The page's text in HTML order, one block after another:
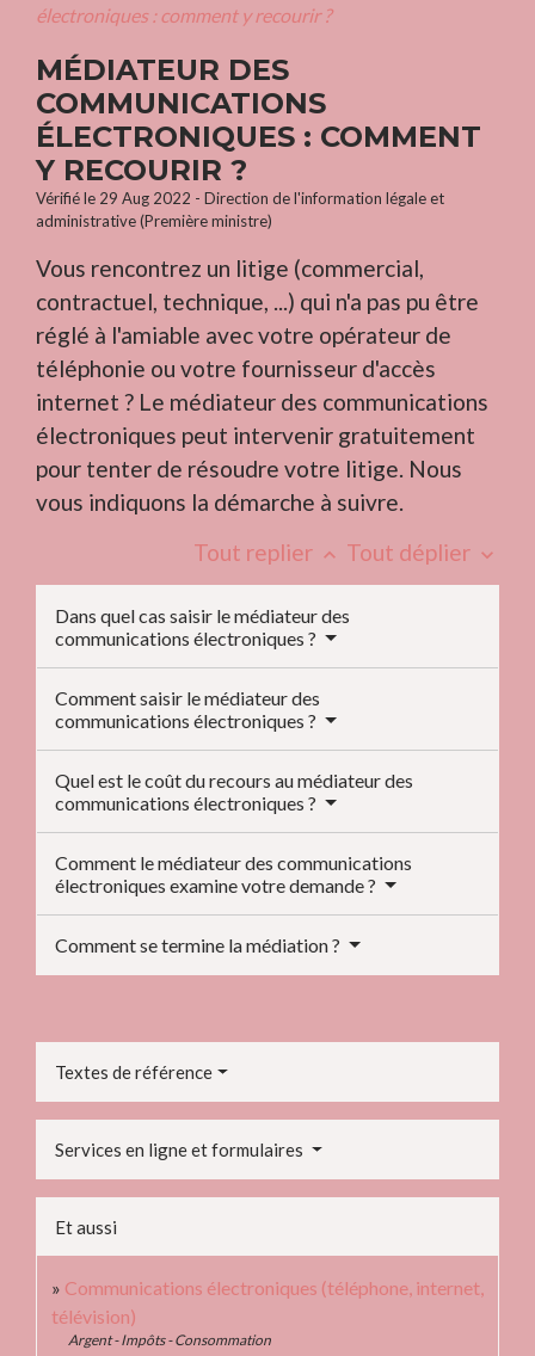
électroniques : comment y recourir ?
MÉDIATEUR DES
COMMUNICATIONS
ÉLECTRONIQUES : COMMENT
Y RECOURIR ?
Vérifié le 29 Aug 2022 - Direction de l'information légale et
administrative (Première ministre)
Vous rencontrez un litige (commercial,
contractuel, technique, ...) qui n'a pas pu être
réglé à l'amiable avec votre opérateur de
téléphonie ou votre fournisseur d'accès
internet ? Le médiateur des communications
électroniques peut intervenir gratuitement
pour tenter de résoudre votre litige. Nous
vous indiquons la démarche à suivre.
Tout replier keyboard_arrow_up Tout déplier keyboard_arrow_down
Dans quel cas saisir le médiateur des
communications électroniques ?
Comment saisir le médiateur des
communications électroniques ?
Quel est le coût du recours au médiateur des
communications électroniques ?
Comment le médiateur des communications
électroniques examine votre demande ?
Comment se termine la médiation ?
Textes de référence
Services en ligne et formulaires
Et aussi
Communications électroniques (téléphone, internet,
télévision)
Argent - Impôts - Consommation